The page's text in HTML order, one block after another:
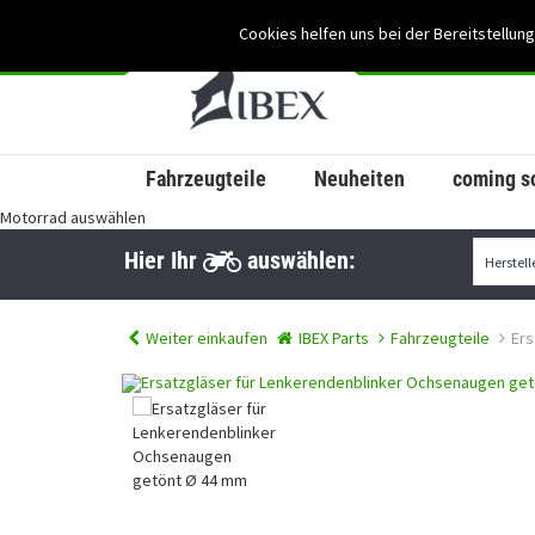
Cookies helfen uns bei der
Fahrzeugteile Neuheiten coming
Motorrad auswählen
Hier Ihr auswählen:
Weiter einkaufen IBEX Parts Fahrzeugteile